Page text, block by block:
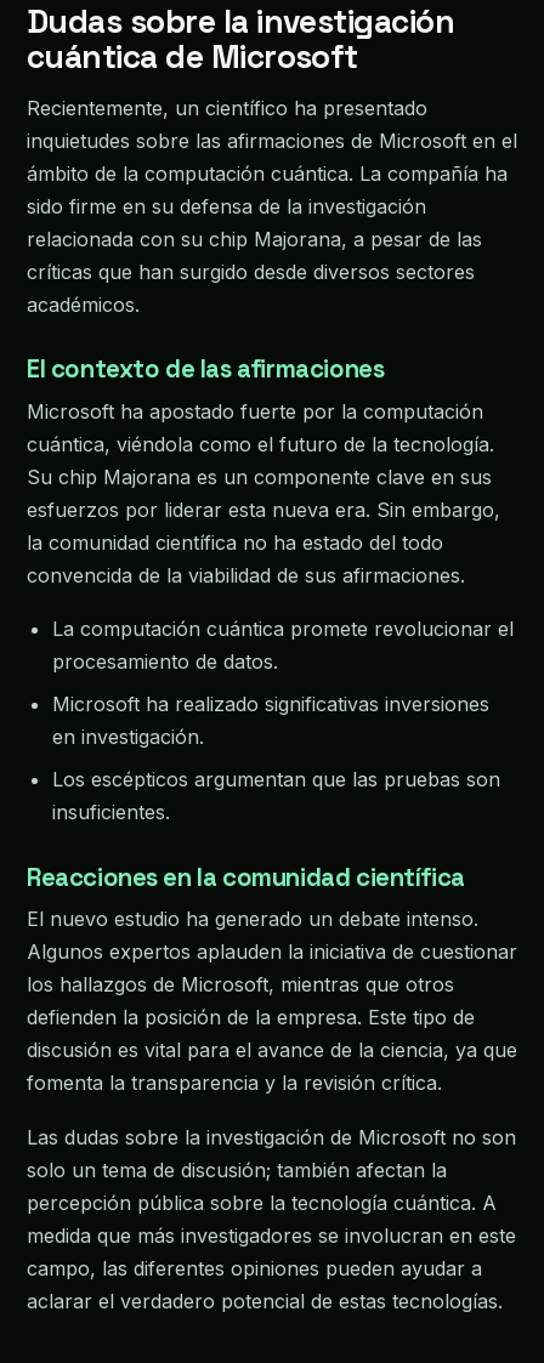
Dudas sobre la investigación
cuántica de Microsoft
Recientemente, un científico ha presentado
inquietudes sobre las afirmaciones de Microsoft en el
ámbito de la computación cuántica. La compañía ha
sido firme en su defensa de la investigación
relacionada con su chip Majorana, a pesar de las
críticas que han surgido desde diversos sectores
académicos.
El contexto de las afirmaciones
Microsoft ha apostado fuerte por la computación
cuántica, viéndola como el futuro de la tecnología.
Su chip Majorana es un componente clave en sus
esfuerzos por liderar esta nueva era. Sin embargo,
la comunidad científica no ha estado del todo
convencida de la viabilidad de sus afirmaciones.
La computación cuántica promete revolucionar el
procesamiento de datos.
Microsoft ha realizado significativas inversiones
en investigación.
Los escépticos argumentan que las pruebas son
insuficientes.
Reacciones en la comunidad científica
El nuevo estudio ha generado un debate intenso.
Algunos expertos aplauden la iniciativa de cuestionar
los hallazgos de Microsoft, mientras que otros
defienden la posición de la empresa. Este tipo de
discusión es vital para el avance de la ciencia, ya que
fomenta la transparencia y la revisión crítica.
Las dudas sobre la investigación de Microsoft no son
solo un tema de discusión; también afectan la
percepción pública sobre la tecnología cuántica. A
medida que más investigadores se involucran en este
campo, las diferentes opiniones pueden ayudar a
aclarar el verdadero potencial de estas tecnologías.